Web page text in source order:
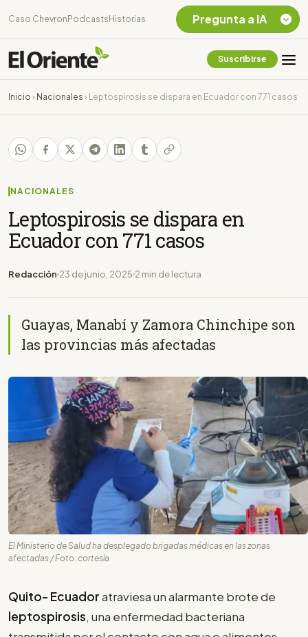
Caso Chevron Podcasts Historias
Suscribirse
Inicio › Nacionales › Leptospirosis se dispara en Ecuador con 771 casos
NACIONALES
Leptospirosis se dispara en
Ecuador con 771 casos
Redacción 23 de junio, 2025 2 min de lectura
Guayas, Manabí y Zamora Chinchipe son
las provincias más afectadas
El Ministerio de Salud ha desplegado brigadas médicas en las zonas
afectadas / Foto: cortesía
Quito- Ecuadoratraviesa un alarmante brote de
leptospirosis, una enfermedad bacteriana
Pregunta a IA
Chevron Ecuador